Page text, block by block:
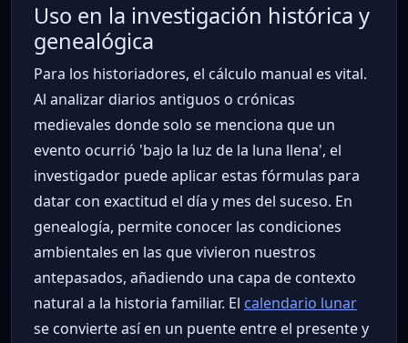
Uso en la investigación histórica y
genealógica
Para los historiadores, el cálculo manual es vital.
Al analizar diarios antiguos o crónicas
medievales donde solo se menciona que un
evento ocurrió 'bajo la luz de la luna llena', el
investigador puede aplicar estas fórmulas para
datar con exactitud el día y mes del suceso. En
genealogía, permite conocer las condiciones
ambientales en las que vivieron nuestros
antepasados, añadiendo una capa de contexto
natural a la historia familiar. El calendario lunar
se convierte así en un puente entre el presente y